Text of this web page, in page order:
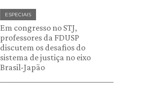
ESPECIAIS
Em congresso no STJ,
professores da FDUSP
discutem os desafios do
sistema de justiça no eixo
Brasil-Japão